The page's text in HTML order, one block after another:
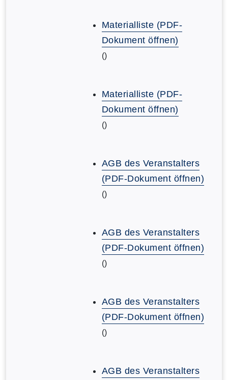
Materialliste (PDF-
Dokument öffnen)
()
Materialliste (PDF-
Dokument öffnen)
()
AGB des Veranstalters
(PDF-Dokument öffnen)
()
AGB des Veranstalters
(PDF-Dokument öffnen)
()
AGB des Veranstalters
(PDF-Dokument öffnen)
()
AGB des Veranstalters